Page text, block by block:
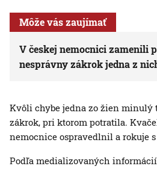
Môže vás zaujímať
V českej nemocnici zamenili
nesprávny zákrok jedna z
Kvôli chybe jedna zo žien minulý
zákrok, pri ktorom potratila.
nemocnice ospravedlnil a rokuje
Podľa medializovaných